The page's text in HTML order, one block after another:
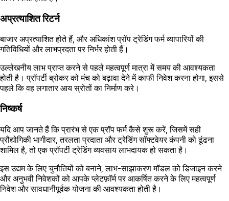
अप्रत्याशित रिटर्न
बाजार अप्रत्याशित होते हैं, और अधिकांश प्रॉप ट्रेडिंग फर्म व्यापारियों की
गतिविधियों और लाभप्रदता पर निर्भर होती हैं।
उल्लेखनीय लाभ प्राप्त करने से पहले महत्वपूर्ण मात्रा में समय की आवश्यकता
होती है। प्रॉपर्टी ब्रोकर को मंच को बढ़ावा देने में काफी निवेश करना होगा, इससे
पहले कि वह लगातार आय स्रोतों का निर्माण करे।
निष्कर्ष
यदि आप जानते हैं कि प्रारंभ से एक प्रॉप फर्म कैसे शुरू करें, जिसमें सही
प्रौद्योगिकी भागीदार, तरलता प्रदाता और ट्रेडिंग सॉफ्टवेयर कंपनी को ढूंढना
शामिल है, तो एक प्रॉपर्टी ट्रेडिंग व्यवसाय लाभदायक हो सकता है।
इस उद्यम के लिए चुनौतियों को बनाने, लाभ-साझाकरण मॉडल को डिजाइन करने
और अनुभवी निवेशकों को आपके प्लेटफ़ॉर्म पर आकर्षित करने के लिए महत्वपूर्ण
निवेश और सावधानीपूर्वक योजना की आवश्यकता होती है।